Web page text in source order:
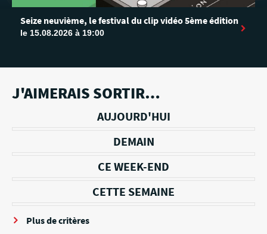
Seize neuvième, le festival du clip vidéo 5ème édition
le 15.08.2026 à 19:00
J'AIMERAIS SORTIR…
AUJOURD'HUI
DEMAIN
CE WEEK-END
CETTE SEMAINE
Plus de critères